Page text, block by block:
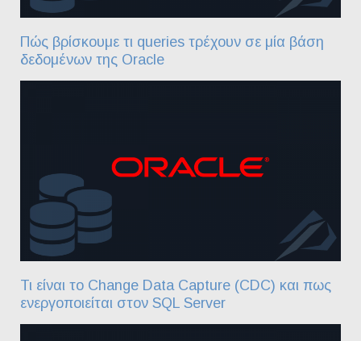
Πώς βρίσκουμε τι queries τρέχουν σε μία βάση
δεδομένων της Oracle
Τι είναι το Change Data Capture (CDC) και πως
ενεργοποιείται στον SQL Server